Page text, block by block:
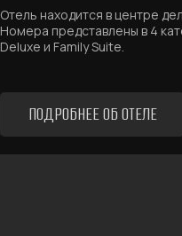
ПОДРОБНЕЕ ОБ ОТЕЛЕ
Отель находится в центре
Номера представлены в 4
Deluxe и Family Suite.